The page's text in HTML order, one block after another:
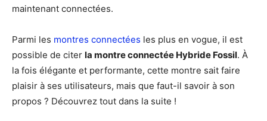
maintenant connectées.
Parmi les montres connectées les plus en vogue, il est
possible de citer la montre connectée Hybride Fossil. À
la fois élégante et performante, cette montre sait faire
plaisir à ses utilisateurs, mais que faut-il savoir à son
propos ? Découvrez tout dans la suite !